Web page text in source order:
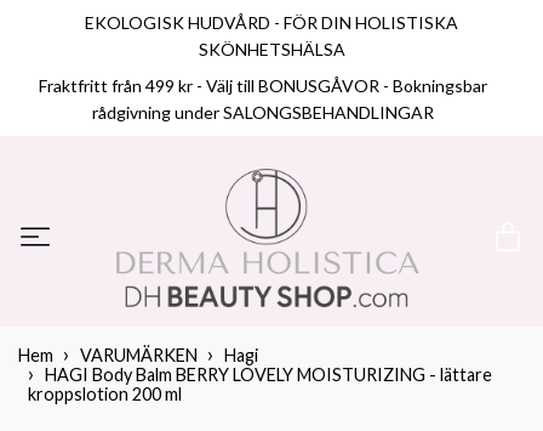
EKOLOGISK HUDVÅRD - FÖR DIN HOLISTISKA
SKÖNHETSHÄLSA
Fraktfritt från 499 kr - Välj till BONUSGÅVOR - Bokningsbar
rådgivning under SALONGSBEHANDLINGAR
Hem VARUMÄRKEN
Hagi
HAGI Body Balm BERRY LOVELY MOISTURIZING - lättare
kroppslotion 200 ml